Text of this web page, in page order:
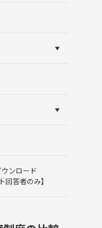
ンロード
答者のみ】